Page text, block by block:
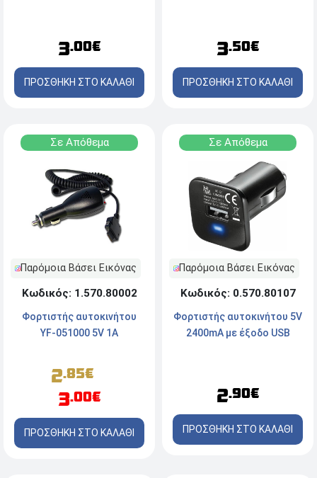
3.00€
ΠΡΟΣΘΗΚΗ ΣΤΟ ΚΑΛΑΘΙ
3.50€
ΠΡΟΣΘΗΚΗ ΣΤΟ ΚΑΛΑΘΙ
Σε Απόθεμα
Παρόμοια Βάσει Εικόνας
Κωδικός: 1.570.80002
Φορτιστής αυτοκινήτου
YF-051000 5V 1A
2.85€
3.00€
ΠΡΟΣΘΗΚΗ ΣΤΟ ΚΑΛΑΘΙ
Σε Απόθεμα
Παρόμοια Βάσει Εικόνας
Κωδικός: 0.570.80107
Φορτιστής αυτοκινήτου 5V
2400mA με έξοδο USB
2.90€
ΠΡΟΣΘΗΚΗ ΣΤΟ ΚΑΛΑΘΙ